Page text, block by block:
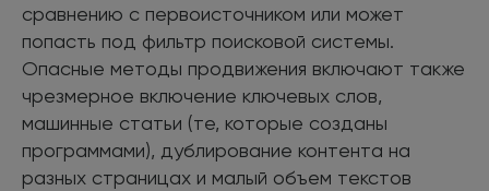
сравнению с первоисточником или может
попасть под фильтр поисковой системы.
Опасные методы продвижения включают также
чрезмерное включение ключевых слов,
машинные статьи (те, которые созданы
программами), дублирование контента на
разных страницах и малый объем текстов